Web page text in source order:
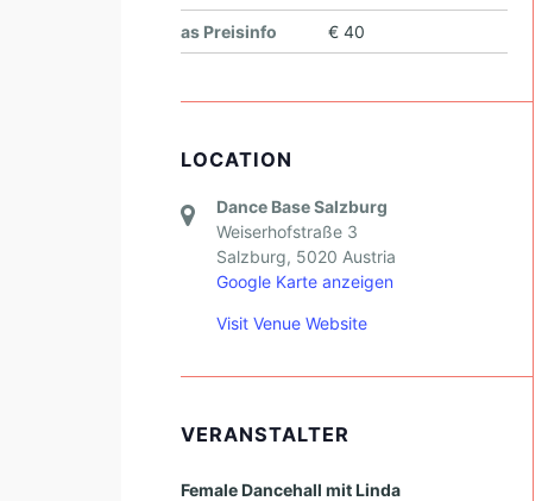
as Preisinfo € 40
LOCATION
Dance Base Salzburg
Weiserhofstraße 3
Salzburg, 5020 Austria
Google Karte anzeigen
Visit Venue Website
VERANSTALTER
Female Dancehall mit Linda